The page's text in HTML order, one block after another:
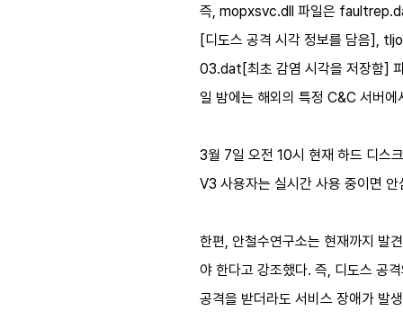
즉, mopxsvc.dll 파일은
[디도스 공격 시각 정보를 담음],
03.dat[최초 감염 시각을 저장함]
일 밤에는 해외의 특정 C&C 서버
3월 7일 오전 10시 현재 하드 디스
V3 사용자는 실시간 사용 중이면
한편, 안철수연구소는 현재까지 발
야 한다고 강조했다. 즉, 디도스 공
공격을 받더라도 서비스 장애가 발